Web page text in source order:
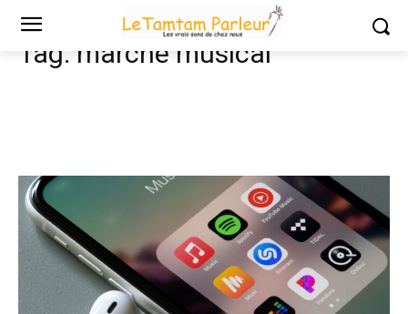
Tags Marché musical
Tag: marché musical